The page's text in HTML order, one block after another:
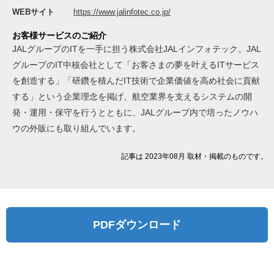
WEBサイト
https://www.jalinfotec.co.jp/
お客様サービスのご紹介
JALグループのITを一手に担う株式会社JALインフォテック。JAL
グループのIT中核会社として「お客さまの夢を叶えるITサービス
を創造する」「研鑽を積んだIT技術で企業価値を高め社会に貢献
する」という企業理念を掲げ、航空業界を支えるシステムの開
発・運用・保守を行うとともに、JALグループ内で培ったノウハ
ウの外販にも取り組んでいます。
記事は 2023年08月 取材・掲載のものです。
PDFダウンロード